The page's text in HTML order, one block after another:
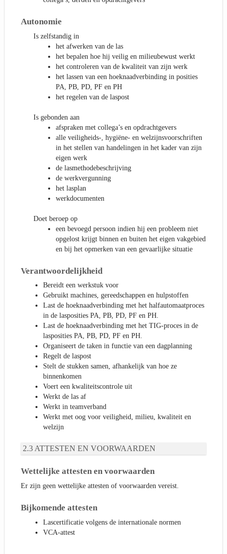
Autonomie
Is zelfstandig in
het afwerken van de las
het bepalen hoe hij veilig en milieubewust werkt
het controleren van de kwaliteit van zijn werk
het lassen van een hoeknaadverbinding in posities
PA, PB, PD, PF en PH
het regelen van de laspost
Is gebonden aan
afspraken met collega’s en opdrachtgevers
alle veiligheids-, hygiëne- en welzijnsvoorschriften
in het stellen van handelingen in het kader van zijn
eigen werk
de lasmethodebeschrijving
de werkvergunning
het lasplan
werkdocumenten
Doet beroep op
een bevoegd persoon indien hij een probleem niet
opgelost krijgt binnen en buiten het eigen vakgebied
en bij het opmerken van een gevaarlijke situatie
Verantwoordelijkheid
Bereidt een werkstuk voor
Gebruikt machines, gereedschappen en hulpstoffen
Last de hoeknaadverbinding met het halfautomaatproces
in de lasposities PA, PB, PD, PF en PH.
Last de hoeknaadverbinding met het TIG-proces in de
lasposities PA, PB, PD, PF en PH.
Organiseert de taken in functie van een dagplanning
Regelt de laspost
Stelt de stukken samen, afhankelijk van hoe ze
binnenkomen
Voert een kwaliteitscontrole uit
Werkt de las af
Werkt in teamverband
Werkt met oog voor veiligheid, milieu, kwaliteit en
welzijn
ATTESTEN EN VOORWAARDEN
Wettelijke attesten en voorwaarden
Er zijn geen wettelijke attesten of voorwaarden vereist.
Bijkomende attesten
Lascertificatie volgens de internationale normen
VCA-attest